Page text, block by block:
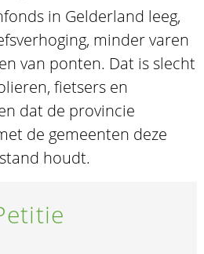
in Gelderland leeg,
minder varen
van ponten. Dat is slecht
fietsers en
dat de provincie
de gemeenten deze
houdt.